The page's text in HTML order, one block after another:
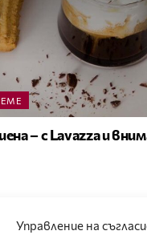
Управление на
– с Lavazza и